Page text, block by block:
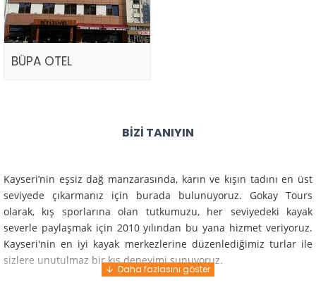
BÜPA OTEL
BIZI TANIYIN
Kayseri’nin eşsiz dağ manzarasında, karın ve kışın tadını en üst
seviyede çıkarmanız için burada bulunuyoruz. Gokay Tours
olarak, kış sporlarına olan tutkumuzu, her seviyedeki kayak
severle paylaşmak için 2010 yılından bu yana hizmet veriyoruz.
Kayseri'nin en iyi kayak merkezlerine düzenlediğimiz turlar ile
sizlere unutulmaz bir kış deneyimi sunuyoruz.